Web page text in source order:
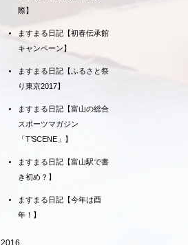
際】
ますまる日記【初春伝承館
キャンペーン】
ますまる日記【ふるさと祭
り東京2017】
ますまる日記【富山の総合
スポーツマガジン
「T’SCENE」】
ますまる日記【富山駅で書
き初め？】
ますまる日記【今年は酉
年！】
2016